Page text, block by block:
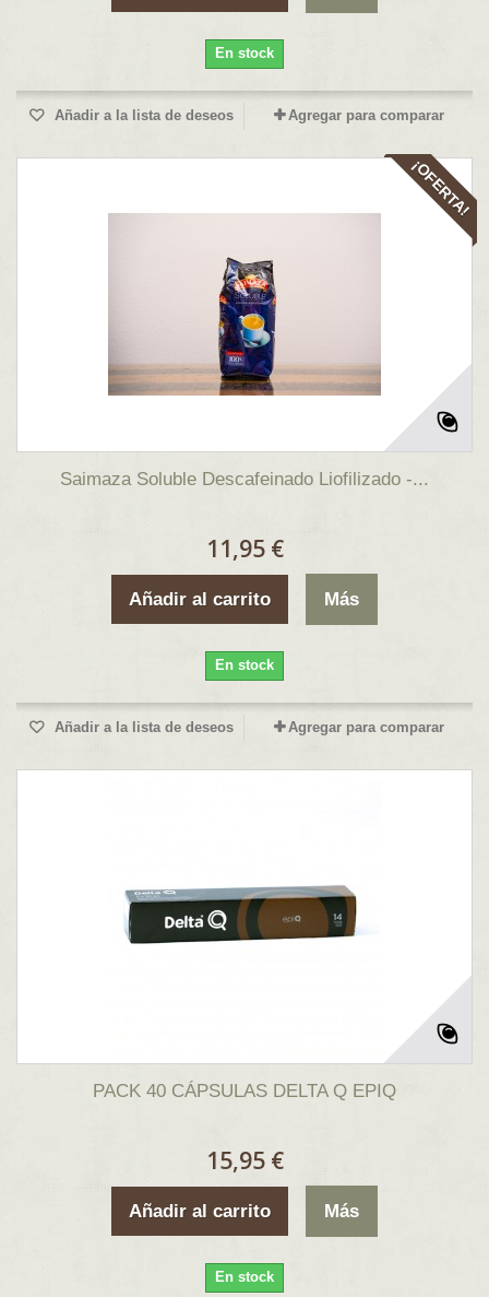
En stock
Añadir a la lista de deseos Agregar para comparar
¡OFERTA!
Saimaza Soluble Descafeinado Liofilizado -...
11,95 €
Añadir al carrito Más
En stock
Añadir a la lista de deseos Agregar para comparar
PACK 40 CÁPSULAS DELTA Q EPIQ
15,95 €
Añadir al carrito Más
En stock